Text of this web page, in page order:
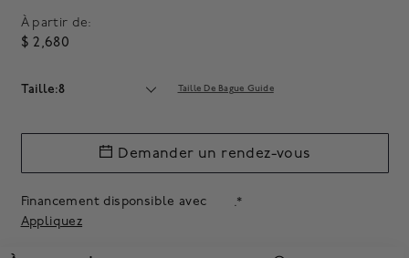
À partir de:
$ 2,680
Taille:8 Taille De Bague Guide
Financement disponsible avec
.*
Appliquez
Demander un rendez-vous